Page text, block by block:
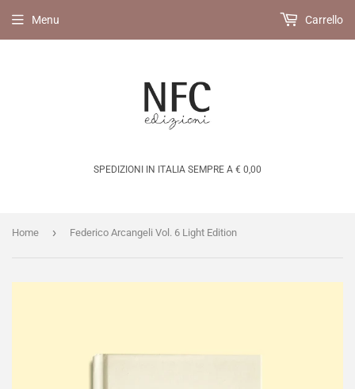
SPEDIZIONI IN ITALIA SEMPRE A € 0,00
Menu Carrello
Home › Federico Arcangeli Vol. 6 Light Edition